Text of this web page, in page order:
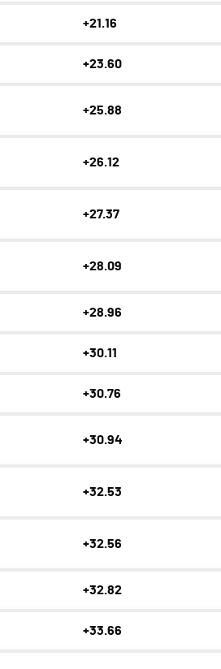
+21.16
+23.60
+25.88
+26.12
+27.37
+28.09
+28.96
+30.11
+30.76
+30.94
+32.53
+32.56
+32.82
+33.66